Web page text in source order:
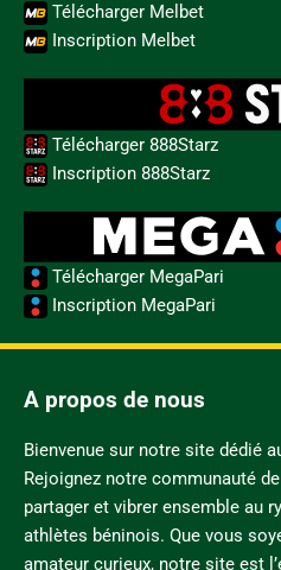
Télécharger Melbet
Inscription Melbet
Télécharger 888Starz
Inscription 888Starz
Télécharger MegaPari
Inscription MegaPari
A propos de nous
Bienvenue sur notre site dédié
Rejoignez notre communauté
partager et vibrer ensemble au
athlètes béninois. Que vous
amateur curieux, notre site est